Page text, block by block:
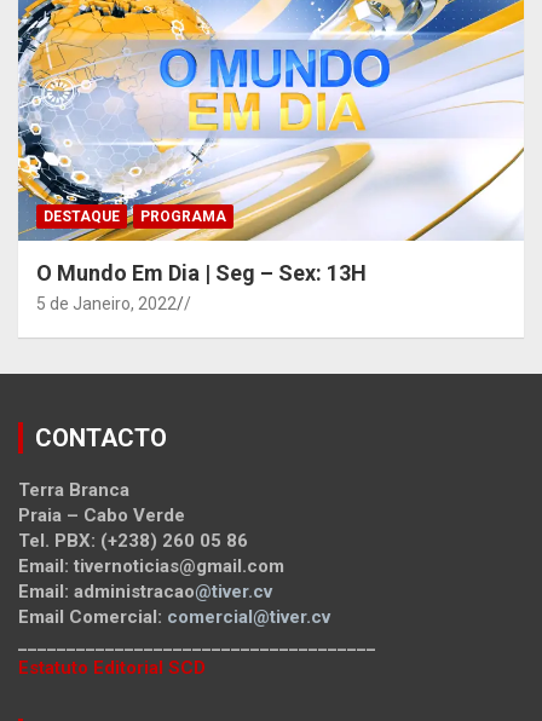
DESTAQUE PROGRAMA
O Mundo Em Dia | Seg – Sex: 13H
5 de Janeiro, 2022 /
CONTACTO
Terra Branca
Praia – Cabo Verde
Tel. PBX: (+238) 260 05 86
Email: tivernoticias@gmail.com
Email: administracao@tiver.cv
Email Comercial: comercial@tiver.cv
Estatuto Editorial SCD